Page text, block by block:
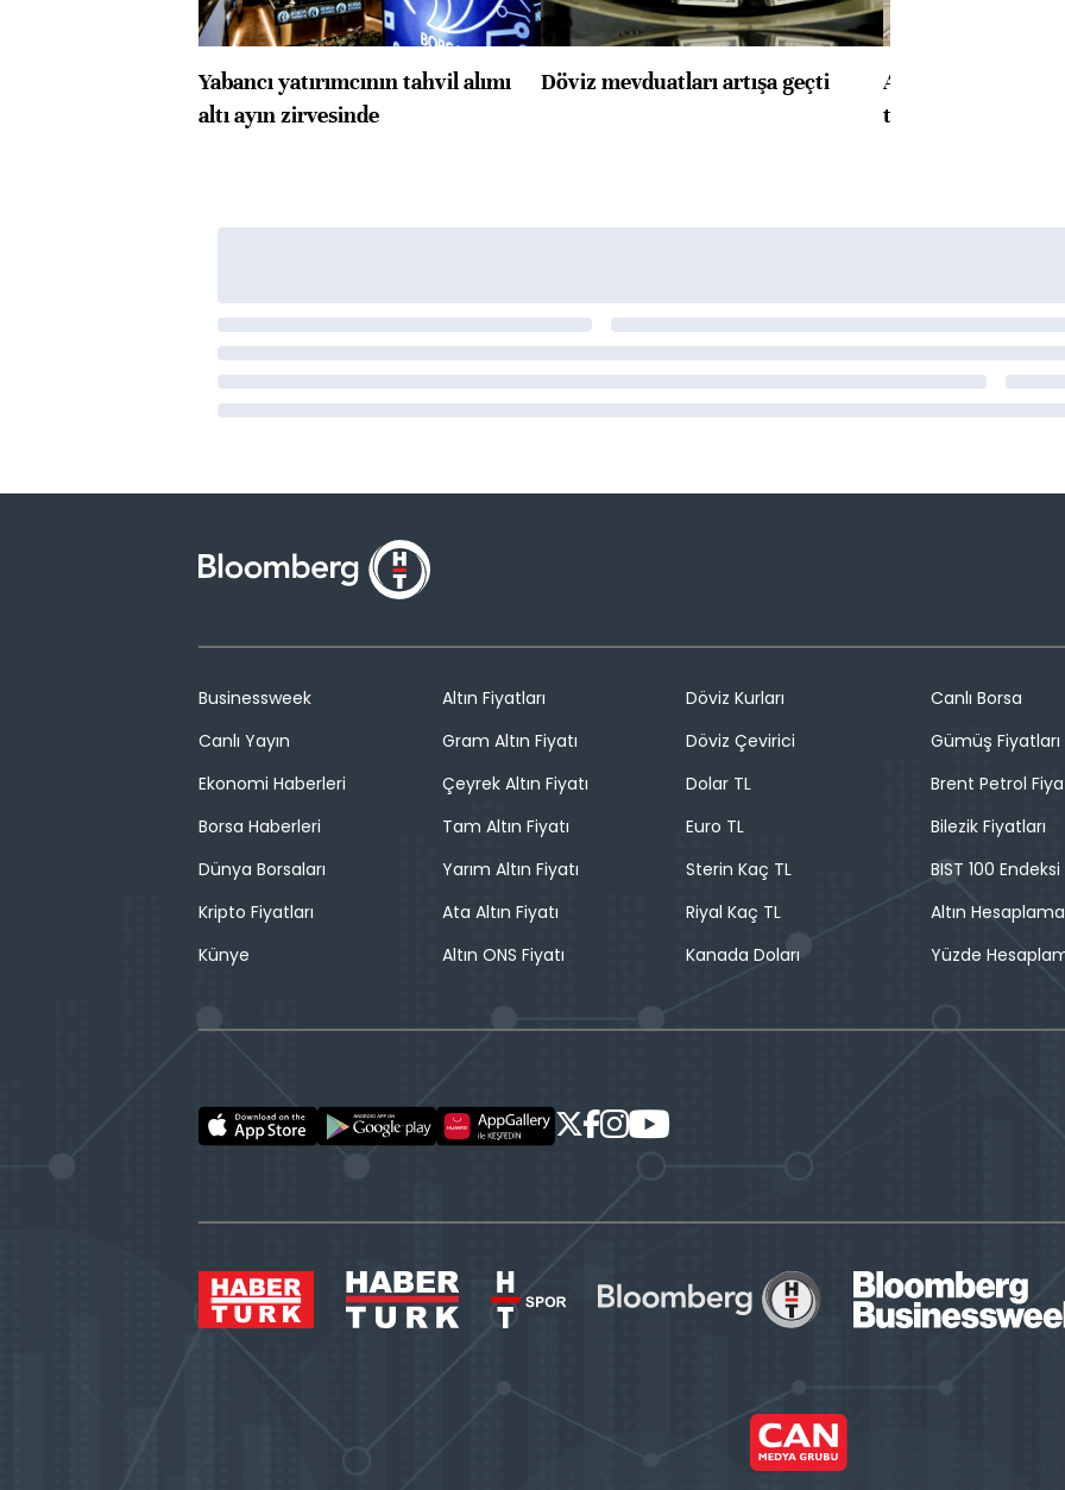
Yabancı yatırımcının tahvil alımı
altı ayın zirvesinde
Döviz mevduatları artışa geçti
ABD'de konut
toparlandı
Businessweek
Canlı Yayın
Ekonomi Haberleri
Borsa Haberleri
Dünya Borsaları
Kripto Fiyatları
Künye
Altın Fiyatları
Gram Altın Fiyatı
Çeyrek Altın Fiyatı
Tam Altın Fiyatı
Yarım Altın Fiyatı
Ata Altın Fiyatı
Altın ONS Fiyatı
Döviz Kurları
Döviz Çevirici
Dolar TL
Euro TL
Sterin Kaç TL
Riyal Kaç TL
Kanada Doları
Canlı Borsa
Gümüş Fiyatları
Brent Petrol
Bilezik Fiyatları
BIST 100 Endeksi
Altın Hesaplama
Yüzde